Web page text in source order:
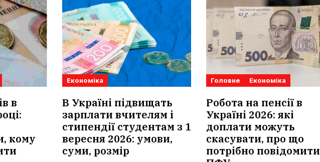
в
кому
Економіка
В Україні підвищать
зарплати вчителям і
стипендії студентам з 1
вересня 2026: умови,
суми, розмір
Головне Економіка
Робота на пенсії в
Україні 2026: які
доплати можуть
скасувати, про що
потрібно повідомити